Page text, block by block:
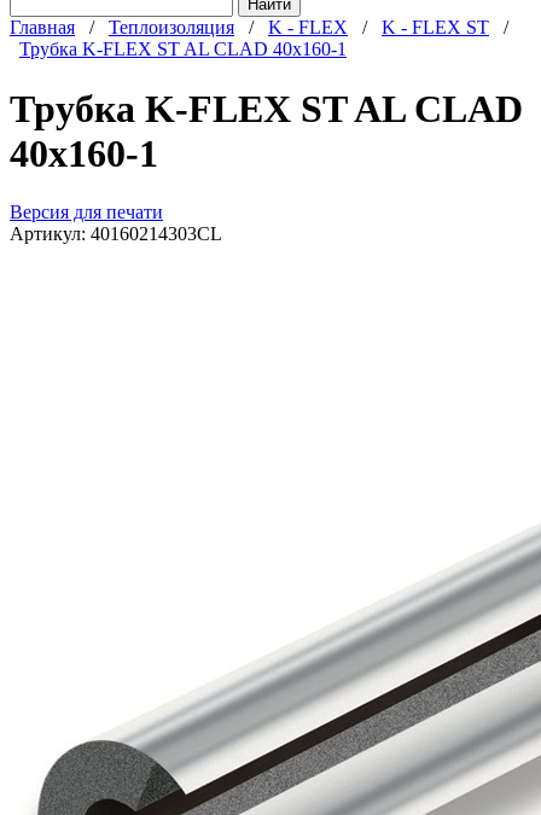
Главная / Теплоизоляция / K - FLEX / K - FLEX ST /
Трубка K-FLEX ST AL CLAD 40x160-1
Трубка K-FLEX ST AL CLAD
40x160-1
Версия для печати
Артикул: 40160214303CL